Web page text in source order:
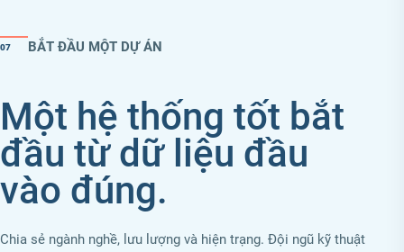
07 BẮT ĐẦU MỘT DỰ ÁN
Một hệ thống tốt bắt
đầu từ dữ liệu đầu
vào đúng.
Chia sẻ ngành nghề, lưu lượng và hiện trạng. Đội ngũ kỹ thuật